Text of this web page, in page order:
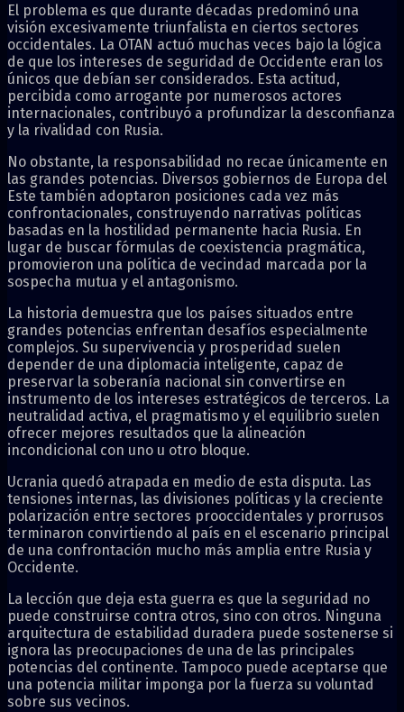
El problema es que durante décadas predominó una
visión excesivamente triunfalista en ciertos sectores
occidentales. La OTAN actuó muchas veces bajo la lógica
de que los intereses de seguridad de Occidente eran los
únicos que debían ser considerados. Esta actitud,
percibida como arrogante por numerosos actores
internacionales, contribuyó a profundizar la desconfianza
y la rivalidad con Rusia.
No obstante, la responsabilidad no recae únicamente en
las grandes potencias. Diversos gobiernos de Europa del
Este también adoptaron posiciones cada vez más
confrontacionales, construyendo narrativas políticas
basadas en la hostilidad permanente hacia Rusia. En
lugar de buscar fórmulas de coexistencia pragmática,
promovieron una política de vecindad marcada por la
sospecha mutua y el antagonismo.
La historia demuestra que los países situados entre
grandes potencias enfrentan desafíos especialmente
complejos. Su supervivencia y prosperidad suelen
depender de una diplomacia inteligente, capaz de
preservar la soberanía nacional sin convertirse en
instrumento de los intereses estratégicos de terceros. La
neutralidad activa, el pragmatismo y el equilibrio suelen
ofrecer mejores resultados que la alineación
incondicional con uno u otro bloque.
Ucrania quedó atrapada en medio de esta disputa. Las
tensiones internas, las divisiones políticas y la creciente
polarización entre sectores prooccidentales y prorrusos
terminaron convirtiendo al país en el escenario principal
de una confrontación mucho más amplia entre Rusia y
Occidente.
La lección que deja esta guerra es que la seguridad no
puede construirse contra otros, sino con otros. Ninguna
arquitectura de estabilidad duradera puede sostenerse si
ignora las preocupaciones de una de las principales
potencias del continente. Tampoco puede aceptarse que
una potencia militar imponga por la fuerza su voluntad
sobre sus vecinos.